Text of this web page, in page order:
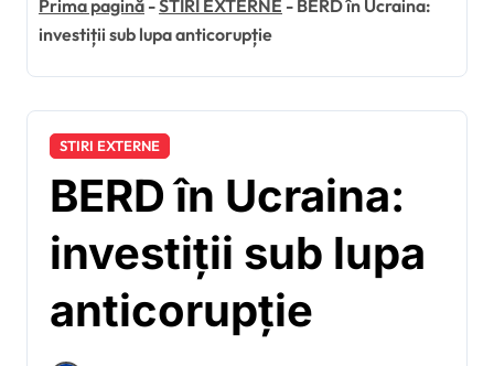
Prima pagină -STIRI EXTERNE - BERD în Ucraina:
investiții sub lupa anticorupție
STIRI EXTERNE
BERD în Ucraina:
investiții sub lupa
anticorupție